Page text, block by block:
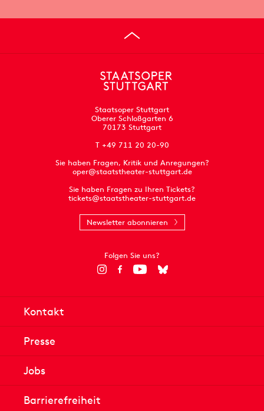
Staatsoper Stuttgart
Oberer Schloßgarten 6
70173 Stuttgart
T +49 711 20 20-90
Sie haben Fragen, Kritik und Anregungen?
oper@staatstheater-stuttgart.de
Sie haben Fragen zu Ihren Tickets?
tickets@staatstheater-stuttgart.de
Newsletter abonnieren
Folgen Sie uns?
Kontakt
Presse
Jobs
Barrierefreiheit